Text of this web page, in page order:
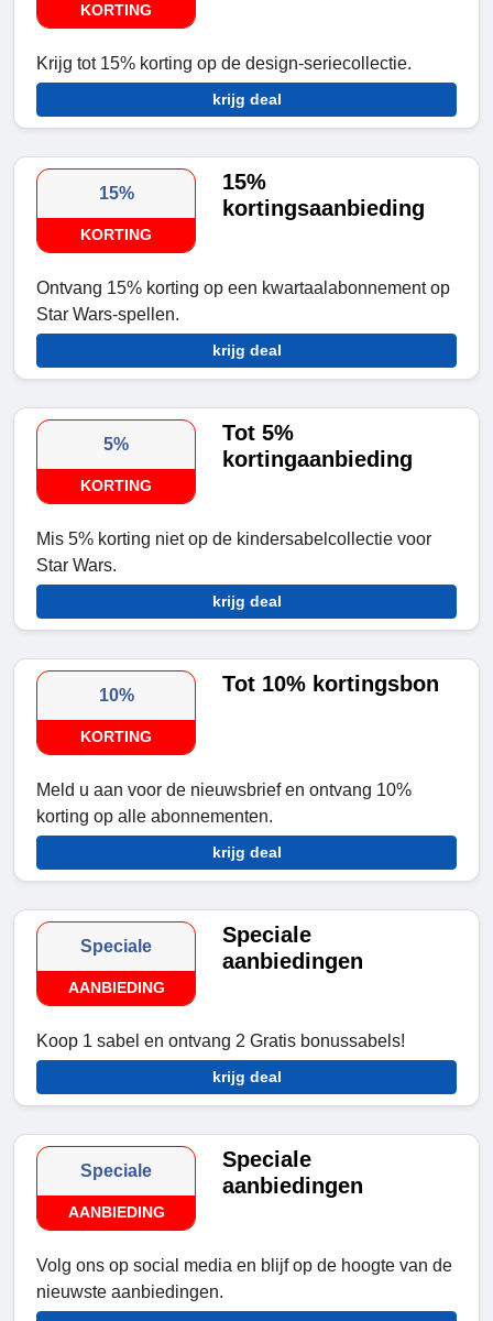
KORTING
Krijg tot 15% korting op de design-seriecollectie.
krijg deal
15%
KORTING
15%
kortingsaanbieding
Ontvang 15% korting op een kwartaalabonnement op
Star Wars-spellen.
krijg deal
5%
KORTING
Tot 5%
kortingaanbieding
Mis 5% korting niet op de kindersabelcollectie voor
Star Wars.
krijg deal
10%
KORTING
Tot 10% kortingsbon
Meld u aan voor de nieuwsbrief en ontvang 10%
korting op alle abonnementen.
krijg deal
Speciale
AANBIEDING
Speciale
aanbiedingen
Koop 1 sabel en ontvang 2 Gratis bonussabels!
krijg deal
Speciale
AANBIEDING
Speciale
aanbiedingen
Volg ons op social media en blijf op de hoogte van de
nieuwste aanbiedingen.